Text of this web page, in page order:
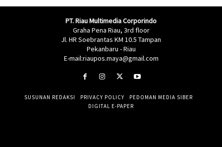
PT. Riau Multimedia Corporindo
Graha Pena Riau, 3rd floor
Jl. HR Soebrantas KM 10.5 Tampan
Pekanbaru - Riau
E-mail:riaupos.maya@gmail.com
SUSUNAN REDAKSI PRIVACY POLICY
PEDOMAN MEDIA SIBER
DIGITAL E-PAPER